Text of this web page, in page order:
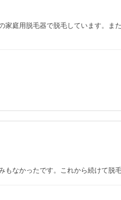
庭用脱毛器で脱毛しています。ま
もなかったです。これから続けて脱